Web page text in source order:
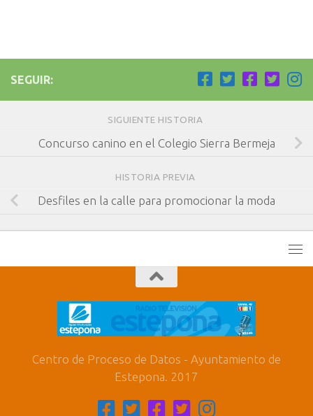
SEGUIR:
SIGUIENTE HISTORIA
Concurso canino en el Colegio Sierra Bermeja
HISTORIA PREVIA
Desfiles en la calle para promocionar la moda
Centro de Proceso de Datos - Ayuntamiento de
Estepona. 2017